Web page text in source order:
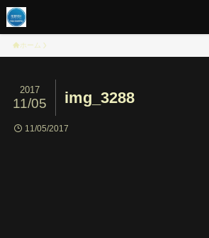
ホーム
img_3288
2017
11/05
11/05/2017